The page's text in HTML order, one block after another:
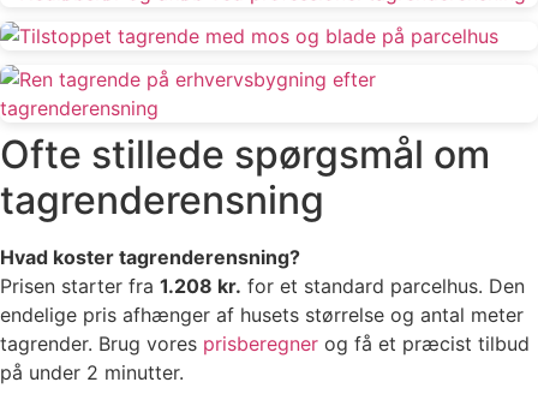
Ofte stillede spørgsmål om
tagrenderensning
Hvad koster tagrenderensning?
Prisen starter fra 1.208 kr. for et standard parcelhus. Den
endelige pris afhænger af husets størrelse og antal meter
tagrender. Brug vores prisberegner og få et præcist tilbud
på under 2 minutter.